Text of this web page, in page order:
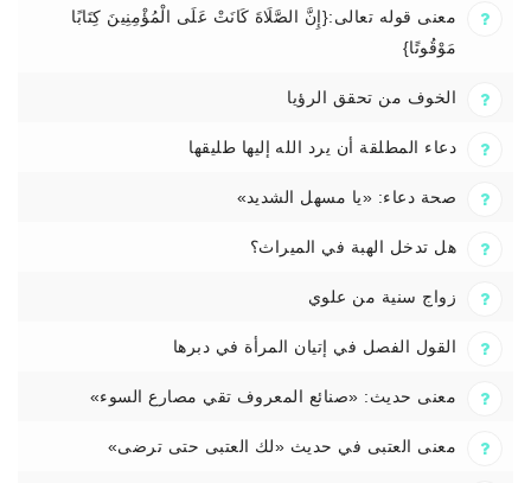
معنى قوله تعالى:{إِنَّ الصَّلَاةَ كَانَتْ عَلَى الْمُؤْمِنِينَ كِتَابًا
مَوْقُوتًا}
الخوف من تحقق الرؤيا
دعاء المطلقة أن يرد الله إليها طليقها
صحة دعاء: «يا مسهل الشديد»
هل تدخل الهبة في الميراث؟
زواج سنية من علوي
القول الفصل في إتيان المرأة في دبرها
معنى حديث: «صنائع المعروف تقي مصارع السوء»
معنى العتبى في حديث «لك العتبى حتى ترضى»